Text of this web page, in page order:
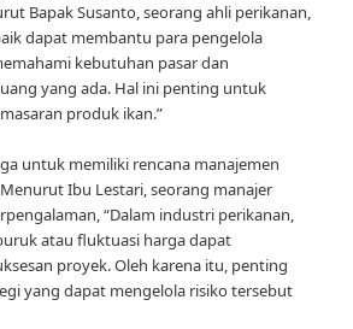
Bapak Susanto, seorang ahli perikanan,
dapat membantu para pengelola
kebutuhan pasar dan
yang ada. Hal ini penting untuk
produk ikan.”
untuk memiliki rencana manajemen
Ibu Lestari, seorang manajer
“Dalam industri perikanan,
atau fluktuasi harga dapat
proyek. Oleh karena itu, penting
yang dapat mengelola risiko tersebut